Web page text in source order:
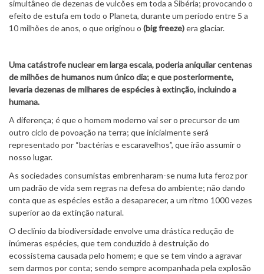
simultâneo de dezenas de vulcões em toda a Sibéria; provocando o
efeito de estufa em todo o Planeta, durante um período entre 5 a
10 milhões de anos, o que originou o (big freeze)era glaciar.
Uma catástrofe nuclear em larga escala, poderia aniquilar centenas
de milhões de humanos num único dia; e que posteriormente,
levaria dezenas de milhares de espécies à extinção, incluindo a
humana.
A diferença; é que o homem moderno vai ser o precursor de um
outro ciclo de povoação na terra; que inicialmente será
representado por “bactérias e escaravelhos”, que irão assumir o
nosso lugar.
As sociedades consumistas embrenharam-se numa luta feroz por
um padrão de vida sem regras na defesa do ambiente; não dando
conta que as espécies estão a desaparecer, a um ritmo 1000 vezes
superior ao da extinção natural.
O declínio da biodiversidade envolve uma drástica redução de
inúmeras espécies, que tem conduzido à destruição do
ecossistema causada pelo homem; e que se tem vindo a agravar
sem darmos por conta; sendo sempre acompanhada pela explosão